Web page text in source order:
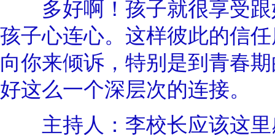
多好啊！孩子就很享受跟
孩子心连心。这样彼此的信
向你来倾诉，特别是到青春
好这么一个深层次的连接。
主持人：李校长应该这里